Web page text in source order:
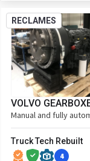
RECLAMES
VOLVO
Manual and fully
Truck Tech Rebuilt
4